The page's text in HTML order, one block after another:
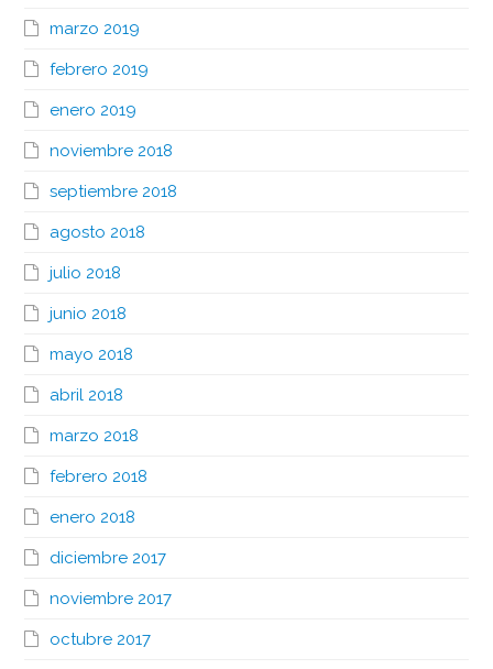
marzo 2019
febrero 2019
enero 2019
noviembre 2018
septiembre 2018
agosto 2018
julio 2018
junio 2018
mayo 2018
abril 2018
marzo 2018
febrero 2018
enero 2018
diciembre 2017
noviembre 2017
octubre 2017